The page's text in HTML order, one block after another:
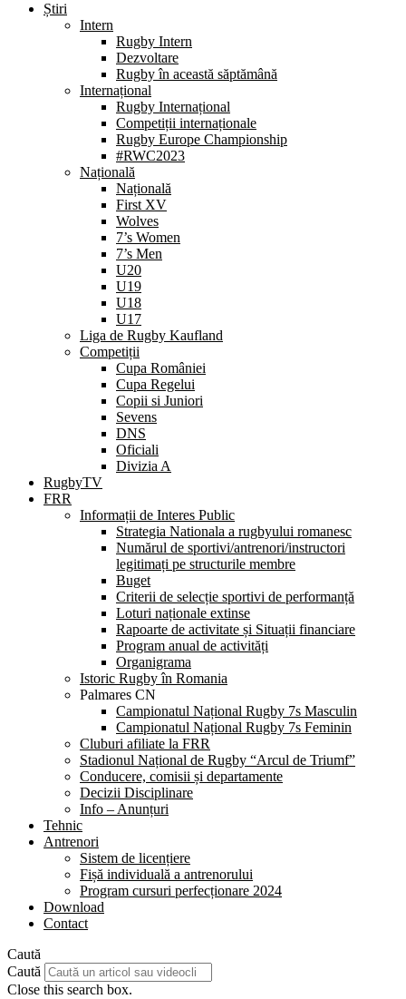
Știri
Intern
Rugby Intern
Dezvoltare
Rugby în această săptămână
Internațional
Rugby Internațional
Competiții internaționale
Rugby Europe Championship
#RWC2023
Națională
Națională
First XV
Wolves
7’s Women
7’s Men
U20
U19
U18
U17
Liga de Rugby Kaufland
Competiții
Cupa României
Cupa Regelui
Copii si Juniori
Sevens
DNS
Oficiali
Divizia A
RugbyTV
FRR
Informații de Interes Public
Strategia Nationala a rugbyului romanesc
Numărul de sportivi/antrenori/instructori
legitimați pe structurile membre
Buget
Criterii de selecție sportivi de performanță
Loturi naționale extinse
Rapoarte de activitate și Situații financiare
Program anual de activități
Organigrama
Istoric Rugby în Romania
Palmares CN
Campionatul Național Rugby 7s Masculin
Campionatul Național Rugby 7s Feminin
Cluburi afiliate la FRR
Stadionul Național de Rugby “Arcul de Triumf”
Conducere, comisii și departamente
Decizii Disciplinare
Info – Anunțuri
Tehnic
Antrenori
Sistem de licențiere
Fișă individuală a antrenorului
Program cursuri perfecționare 2024
Download
Contact
Caută
Caută
Close this search box.